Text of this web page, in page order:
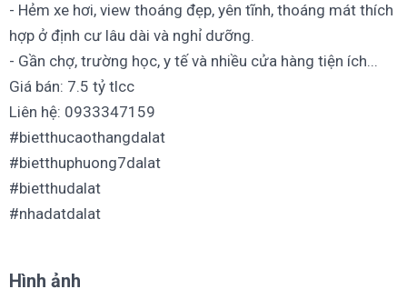
- Hẻm xe hơi, view thoáng đẹp, yên tĩnh, thoáng mát thích
hợp ở định cư lâu dài và nghỉ dưỡng.
- Gần chợ, trường học, y tế và nhiều cửa hàng tiện ích...
Giá bán: 7.5 tỷ tlcc
Liên hệ: 0933347159
#bietthucaothangdalat
#bietthuphuong7dalat
#bietthudalat
#nhadatdalat
Hình ảnh